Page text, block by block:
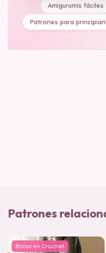
Amigurumis fáciles
Patrones para
Patrones
Bolsa en Crochet